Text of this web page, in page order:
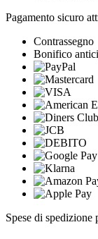
Pagamento sicuro
Contrassegno
Bonifico
Spese di spedizione